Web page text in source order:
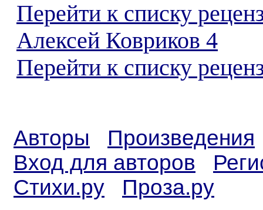
Перейти к списку
Алексей Ковриков 4
Перейти к списку
Авторы
Произведения
Вход для авторов
Стихи.ру
Проза.ру